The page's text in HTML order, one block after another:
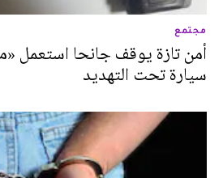
مجتمع
أمن تازة يوقف جانحا استعمل
سيارة تحت التهديد‎